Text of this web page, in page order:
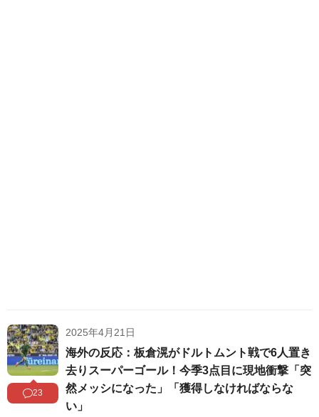
23
2025年4月21日
海外の反応：板倉滉がドルトムント戦で6人置き
去りスーパーゴール！今季3点目に現地衝撃「突
然メッシになった」「獲得しなければならな
い」